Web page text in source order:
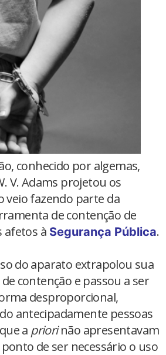
conhecido por algemas,
V. Adams projetou os
veio fazendo parte da
de contenção de
afetos à Segurança Pública.
do aparato extrapolou sua
contenção e passou a ser
desproporcional,
antecipadamente pessoas
a priorinão apresentavam
de ser necessário o uso